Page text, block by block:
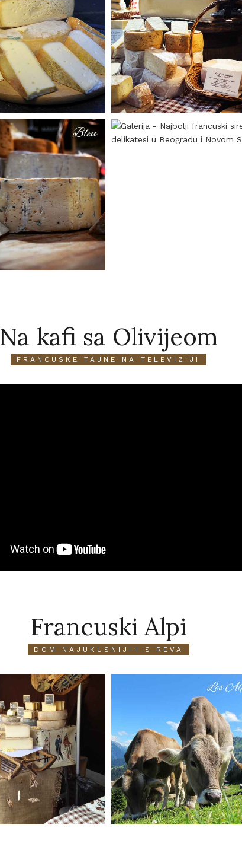
Na kafi sa Olivijeom
FRANCUSKE TAJNE NA TELEVIZIJI
Francuski Alpi
DOM NAJUKUSNIJIH SIREVA